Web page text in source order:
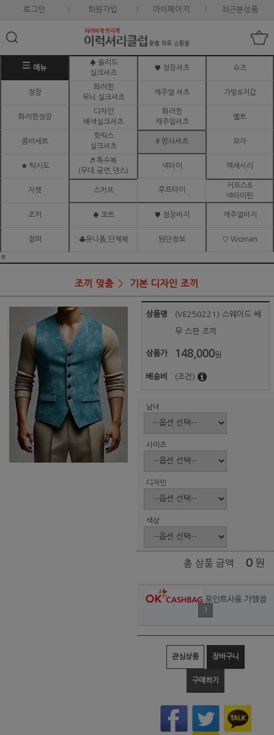
로그인 회원가입 마이페이지 최근본상품
메뉴
♠ 솔리드
실크셔츠
♥ 정장셔츠 슈즈
정장
화려한
무늬 실크셔츠
캐주얼 셔츠 가방&지갑
화려한정장
디자인
배색실크셔츠
화려한
캐주얼셔츠
벨트
콤비세트
핫픽스
실크셔츠
# 망사셔츠 모자
★ 턱시도
♬ 특수복
(무대.공연,댄스)
넥타이 액세서리
자켓 스카프 루프타이
커프스&
넥타이핀
조끼 ♠ 코트 ♥ 정장바지 캐주얼바지
점퍼 ♣유니폼,단체복 원단정보 ♡ Woman
ㅌ
조끼 맞춤 기본 디자인 조끼
상품명 (VE250221) 스웨이드 쎄
무 스판 조끼
상품가 148,000원
배송비 (조건)
남녀
사이즈
디자인
색상
총 상품 금액 0 원
포인트사용 가맹점
?
관심상품 장바구니
구매하기